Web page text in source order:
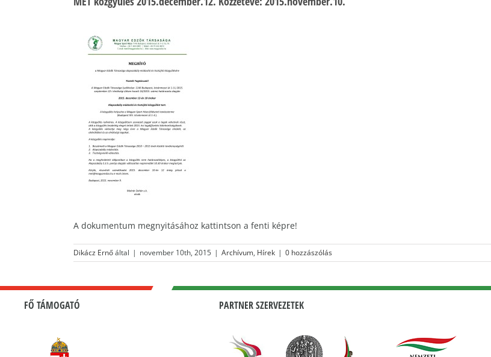
A dokumentum megnyitásához kattintson a fenti képre!
Dikácz Ernőáltal | november 10th, 2015 | Archívum, Hírek | 0 hozzászólás
FŐ TÁMOGATÓ PARTNER SZERVEZETEK